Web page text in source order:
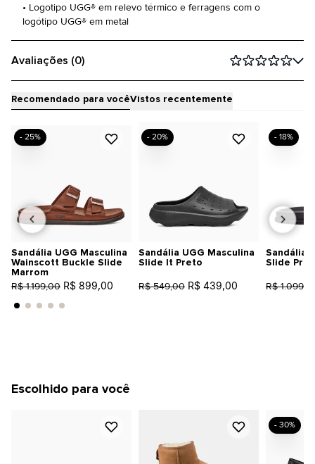
• Logotipo UGG® em relevo térmico e ferragens com o
logótipo UGG® em metal
Avaliações (0)
Recomendado para vocêVistos recentemente
Sandália UGG Masculina
Wainscott Buckle Slide
Marrom
R$ 1.199,00 R$ 899,00
- 25%
Sandália UGG Masculina
Slide It Preto
R$ 549,00 R$ 439,00
- 20%
Sandália
Slide
R$
- 18%
Escolhido para você
- 30%